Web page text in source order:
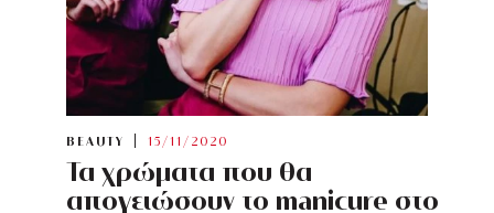
BEAUTY 15/11/2020
Τα χρώματα που θα
απογειώσουν το manicure στο